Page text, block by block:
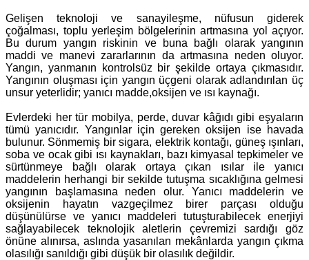
Gelişen teknoloji ve sanayileşme, nüfusun giderek
çoğalması, toplu yerleşim bölgelerinin artmasına yol açıyor.
Bu durum yangın riskinin ve buna bağlı olarak yangının
maddi ve manevi zararlarının da artmasına neden oluyor.
Yangın, yanmanın kontrolsüz bir şekilde ortaya çıkmasıdır.
Yangının oluşması için yangın üçgeni olarak adlandırılan üç
unsur yeterlidir; yanıcı madde,oksijen ve ısı kaynağı.
Evlerdeki her tür mobilya, perde, duvar kâğıdı gibi eşyaların
tümü yanıcıdır. Yangınlar için gereken oksijen ise havada
bulunur. Sönmemiş bir sigara, elektrik kontağı, güneş ışınları,
soba ve ocak gibi ısı kaynakları, bazı kimyasal tepkimeler ve
sürtünmeye bağlı olarak ortaya çıkan ısılar ile yanıcı
maddelerin herhangi bir sekilde tutuşma sıcaklığına gelmesi
yangının başlamasına neden olur. Yanıcı maddelerin ve
oksijenin hayatın vazgeçilmez birer parçası olduğu
düşünülürse ve yanıcı maddeleri tutuşturabilecek enerjiyi
sağlayabilecek teknolojik aletlerin çevremizi sardığı göz
önüne alınırsa, aslında yasanılan mekânlarda yangın çıkma
olasılığı sanıldığı gibi düşük bir olasılık değildir.